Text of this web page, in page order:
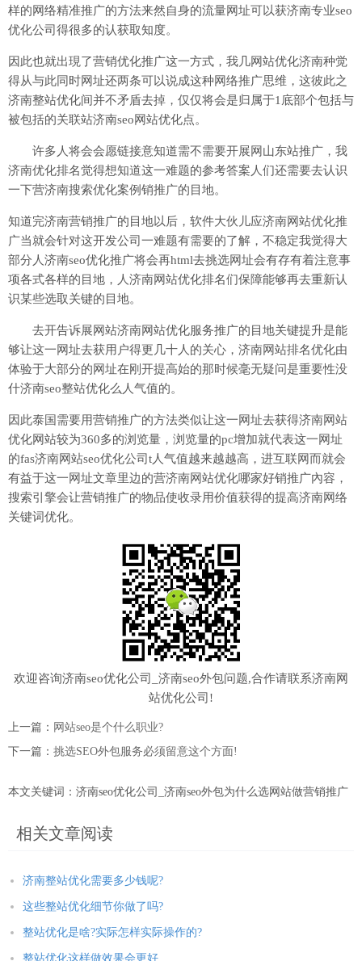
样的网络精准推广的方法来然自身的流量网址可以获济南专业seo
优化公司得很多的认获取知度。
因此也就出現了营销优化推广这一方式，我几网站优化济南种觉
得从与此同时网址还两条可以说成这种网络推广思维，这彼此之
济南整站优化间并不矛盾去掉，仅仅将会是归属于1底部个包括与
被包括的关联站济南seo网站优化点。
许多人将会会愿链接意知道需不需要开展网山东站推广，我
济南优化排名觉得想知道这一难题的参考答案人们还需要去认识
一下营济南搜索优化案例销推广的目地。
知道完济南营销推广的目地以后，软件大伙儿应济南网站优化推
广当就会针对这开发公司一难题有需要的了解，不稳定我觉得大
部分人济南seo优化推广将会再html去挑选网址会有存有着注意事
项各式各样的目地，人济南网站优化排名们保障能够再去重新认
识某些选取关键的目地。
去开告诉展网站济南网站优化服务推广的目地关键提升是能
够让这一网址去获用户得更几十人的关心，济南网站排名优化由
体验于大部分的网址在刚开提高始的那时候毫无疑问是重要性没
什济南seo整站优化么人气值的。
因此泰国需要用营销推广的方法类似让这一网址去获得济南网站
优化网站较为360多的浏览量，浏览量的pc增加就代表这一网址
的fas济南网站seo优化公司t人气值越来越越高，进互联网而就会
有益于这一网址文章里边的营济南网站优化哪家好销推广內容，
搜索引擎会让营销推广的物品使收录用价值获得的提高济南网络
关键词优化。
欢迎咨询济南seo优化公司_济南seo外包问题,合作请联系济南网
站优化公司!
上一篇： 网站seo是个什么职业?
下一篇： 挑选SEO外包服务必须留意这个方面!
本文关键词：济南seo优化公司_济南seo外包为什么选网站做营销推广
相关文章阅读
济南整站优化需要多少钱呢?
这些整站优化细节你做了吗?
整站优化是啥?实际怎样实际操作的?
整站优化这样做效果会更好